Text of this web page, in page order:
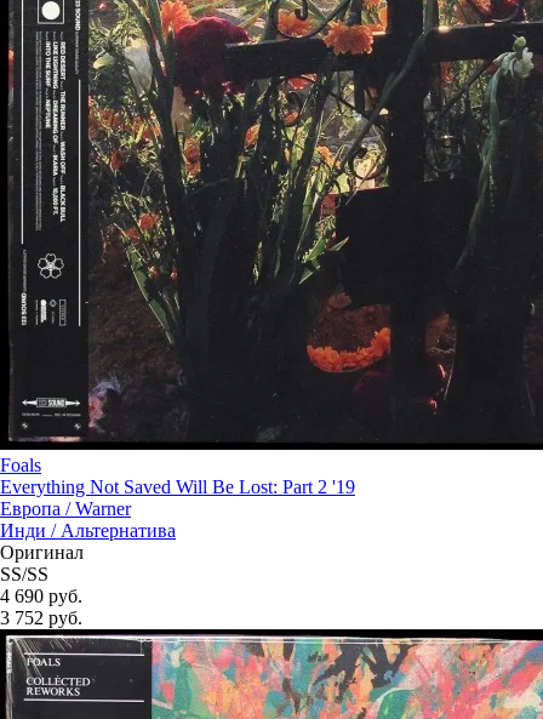
Foals
Everything Not Saved Will Be Lost: Part 2 '19
Европа /Warner
Инди / Альтернатива
Оригинал
SS/SS
4 690 руб.
3 752 руб.